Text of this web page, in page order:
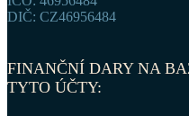
DIČ: CZ46956484
FINANČNÍ DARY NA
TYTO ÚČTY: